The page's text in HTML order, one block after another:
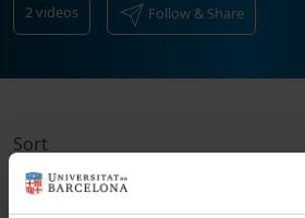
2videos Follow & Share
Sort